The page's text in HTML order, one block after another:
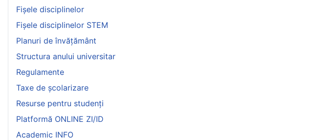
Fișele disciplinelor
Fișele disciplinelor STEM
Planuri de învățământ
Structura anului universitar
Regulamente
Taxe de școlarizare
Resurse pentru studenți
Platformă ONLINE ZI/ID
Academic INFO